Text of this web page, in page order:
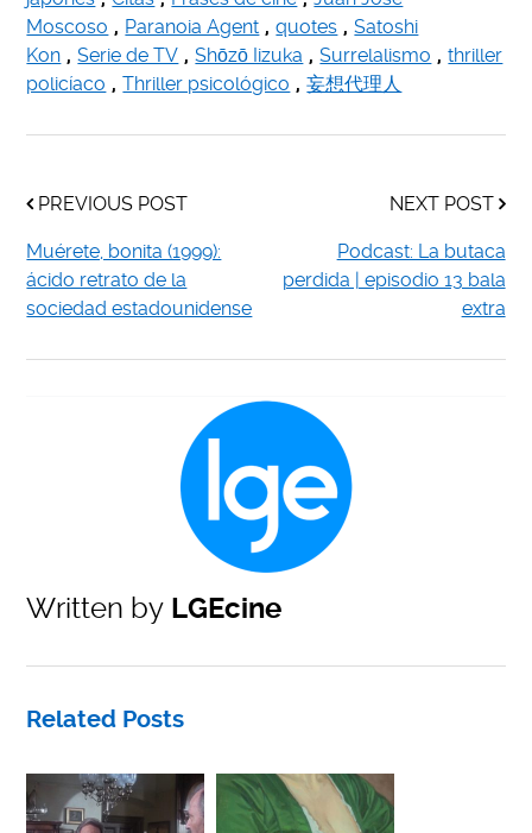
Moscoso , Paranoia Agent , quotes , Satoshi
Kon , Serie de TV , Shōzō Iizuka , Surrelalismo , thriller
policíaco , Thriller psicológico , 妄想代理人
PREVIOUS POST
Muérete, bonita (1999):
ácido retrato de la
sociedad estadounidense
NEXT POST
Podcast: La butaca
perdida | episodio 13 bala
extra
Written by LGEcine
Related Posts